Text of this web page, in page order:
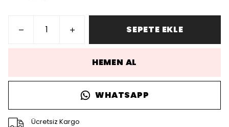
SEPETE EKLE
HEMEN AL
WHATSAPP
Ücretsiz Kargo